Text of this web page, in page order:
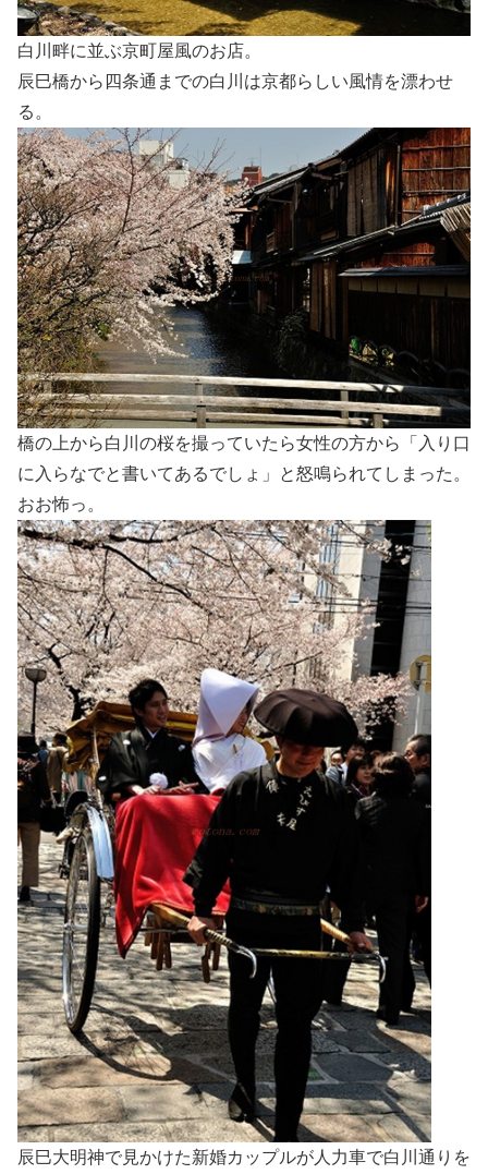
白川畔に並ぶ京町屋風のお店。
辰巳橋から四条通までの白川は京都らしい風情を漂わせ
る。
橋の上から白川の桜を撮っていたら女性の方から「入り口
に入らなでと書いてあるでしょ」と怒鳴られてしまった。
おお怖っ。
辰巳大明神で見かけた新婚カップルが人力車で白川通りを